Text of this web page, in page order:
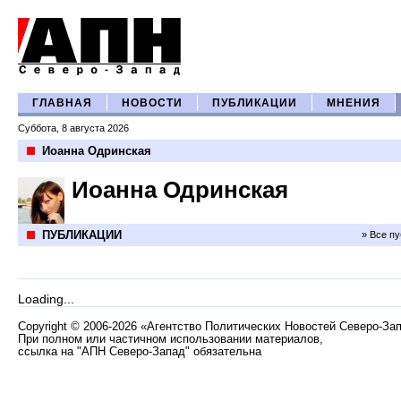
ГЛАВНАЯ НОВОСТИ ПУБЛИКАЦИИ МНЕНИЯ
Суббота, 8 августа 2026
Иоанна Одринская
Иоанна Одринская
ПУБЛИКАЦИИ » Все
Loading...
Copyright © 2006-2026 «Агентство Политических Новостей Северо-
При полном или частичном использовании материалов,
ссылка на "АПН Северо-Запад" обязательна